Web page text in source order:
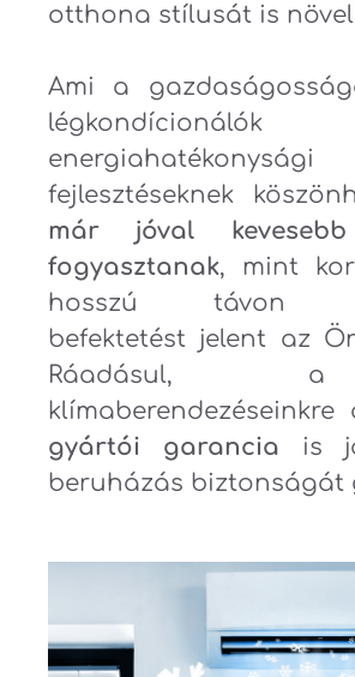
otthona stílusát is
Ami a
energiahatékonysági
fejlesztéseknek
már jóval
fogyasztanak, mint
hosszú távon
befektetést jelent az
Ráadásul,
klímaberendezéseinkre
gyártói garancia is
beruházás biztonságát